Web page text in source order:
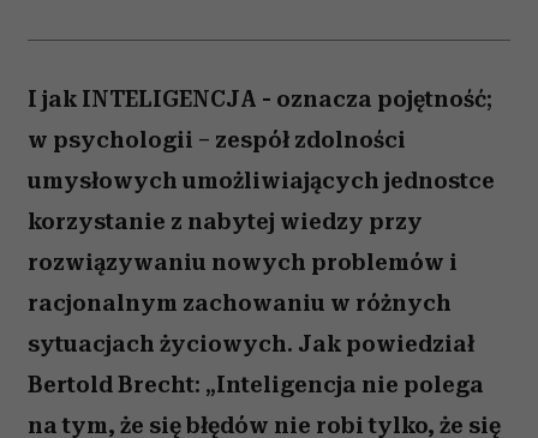
I jak INTELIGENCJA - oznacza pojętność;
w psychologii – zespół zdolności
umysłowych umożliwiających jednostce
korzystanie z nabytej wiedzy przy
rozwiązywaniu nowych problemów i
racjonalnym zachowaniu w różnych
sytuacjach życiowych. Jak powiedział
Bertold Brecht: „Inteligencja nie polega
na tym, że się błędów nie robi tylko, że się